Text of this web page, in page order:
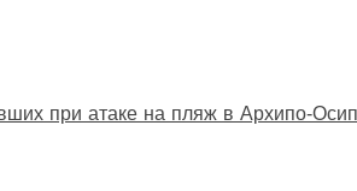
при атаке на пляж в